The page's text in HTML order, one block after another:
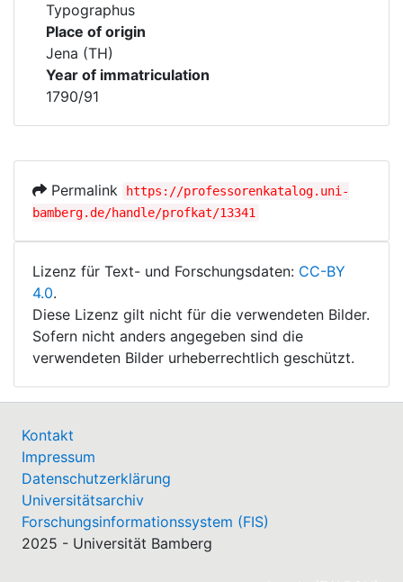
Typographus
Place of origin
Jena (TH)
Year of immatriculation
1790/91
Permalink
https://professorenkatalog.uni-
bamberg.de/handle/profkat/13341
Lizenz für Text- und Forschungsdaten: CC-BY
4.0.
Diese Lizenz gilt nicht für die verwendeten Bilder.
Sofern nicht anders angegeben sind die
verwendeten Bilder urheberrechtlich geschützt.
Kontakt
Impressum
Datenschutzerklärung
Universitätsarchiv
Forschungsinformationssystem (FIS)
2025 - Universität Bamberg